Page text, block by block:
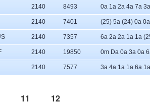
2140 8493 0a 1a 2a 4a 7a
2140 7401 (25) 5a (24) 0a
2140 7357 6a 2a 2a 1a 1a
2140 19850 0m Da 0a 3a 0a
2140 7577 3a 4a 1a 1a 6a
11 12